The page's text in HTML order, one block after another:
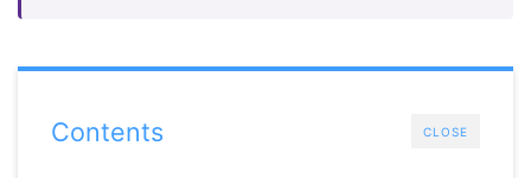
CLOSE
Contents